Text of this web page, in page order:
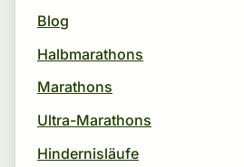
Blog
Halbmarathons
Marathons
Ultra-Marathons
Hindernisläufe